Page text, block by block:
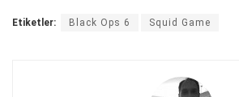
Etiketler: Black Ops 6 Squid Game